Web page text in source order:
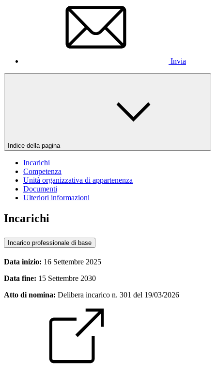
Invia
Indice della pagina
Incarichi
Competenza
Unità organizzativa di appartenenza
Documenti
Ulteriori informazioni
Incarichi
Incarico professionale di base
Data inizio: 16 Settembre 2025
Data fine: 15 Settembre 2030
Atto di nomina: Delibera incarico n. 301 del 19/03/2026